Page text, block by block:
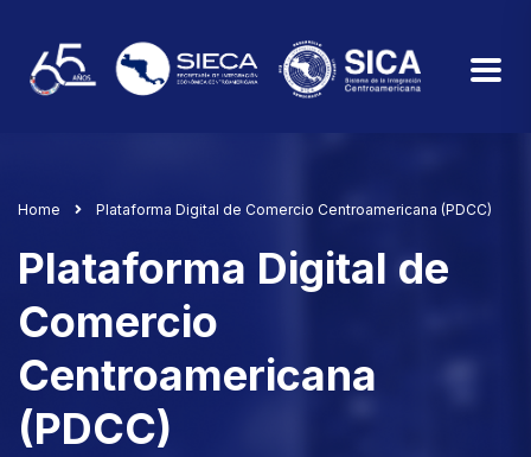
Home Plataforma Digital de Comercio Centroamericana (PDCC)
Plataforma Digital de
Comercio
Centroamericana
(PDCC)